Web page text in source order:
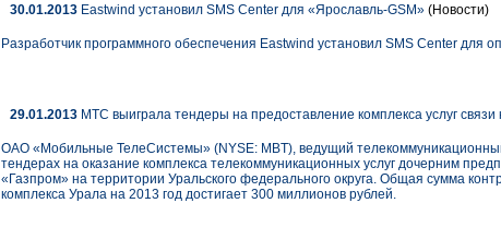
30.01.2013 Eastwind установил SMS Center для «Ярославль-GSM» (Новости)
Разработчик программного обеспечения Eastwind установил SMS Center для
29.01.2013 МТС выиграла тендеры на предоставление комплекса услуг
ОАО «Мобильные ТелеСистемы» (NYSE: MBT), ведущий
тендерах на оказание комплекса телекоммуникационных услуг дочерним
«Газпром» на территории Уральского федерального округа. Общая сумма
комплекса Урала на 2013 год достигает 300 миллионов рублей.